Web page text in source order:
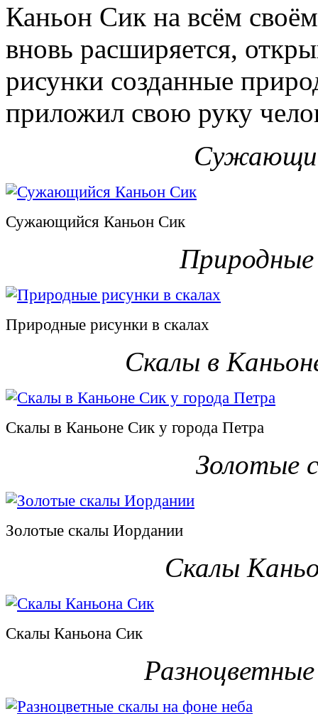
Каньон Сик на всём
вновь расширяется,
рисунки созданные
приложил свою руку
Сужающийся Каньон Сик
Природные
Природные рисунки в скалах
Скалы в
Скалы в Каньоне Сик у города Петра
Золотые
Золотые скалы Иордании
Скалы
Скалы Каньона Сик